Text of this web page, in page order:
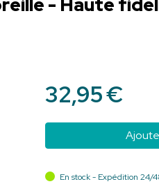
- Haute
32,95€
En stock - Expédition 24/